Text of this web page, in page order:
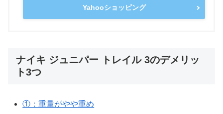
Yahooショッピング
ナイキ ジュニパー トレイル 3のデメリッ
ト3つ
①：重量がやや重め